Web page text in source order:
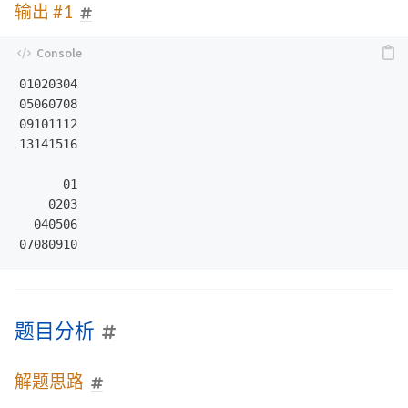
输出 #1
01020304
05060708
09101112
13141516
      01
    0203
  040506
题目分析
解题思路